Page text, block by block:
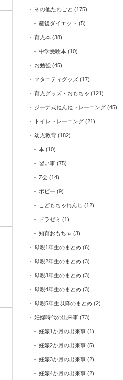
その他たわごと (175)
産後ダイエット (5)
育児本 (38)
中学受験本 (10)
お勉強 (45)
マタニティグッズ (17)
育児グッズ・おもちゃ (121)
ジーナ式ねんねトレーニング (45)
トイレトレーニング (21)
幼児教育 (182)
本 (10)
習い事 (75)
Z会 (14)
ポピー (9)
こどもちゃれんじ (12)
ドラゼミ (1)
知育おもちゃ (3)
母親1年生のまとめ (6)
母親2年生のまとめ (3)
母親3年生のまとめ (3)
母親4年生のまとめ (3)
母親5年生以降のまとめ (2)
妊婦時代の出来事 (73)
妊娠1か月の出来事 (1)
妊娠2か月の出来事 (5)
妊娠3か月の出来事 (2)
妊娠4か月の出来事 (2)